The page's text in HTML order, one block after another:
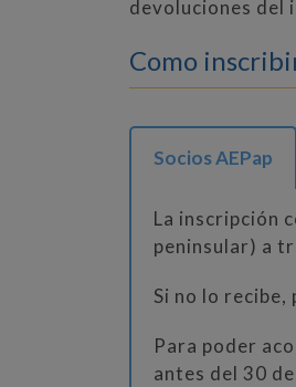
devoluciones del
Como
Socios AEPap
La inscripción
peninsular) a
Si no lo
Para poder
antes del 30